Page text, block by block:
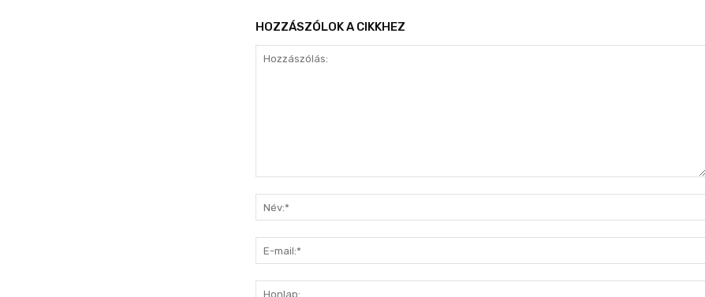
HOZZÁSZÓLOK A CIKKHEZ